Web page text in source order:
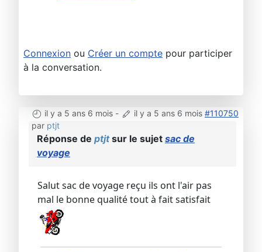
Connexion ou Créer un compte pour participer
à la conversation.
il y a 5 ans 6 mois - il y a 5 ans 6 mois #110750
par ptjt
Réponse de ptjtsur le sujet sac de
voyage
Salut sac de voyage reçu ils ont l'air pas
mal le bonne qualité tout à fait satisfait